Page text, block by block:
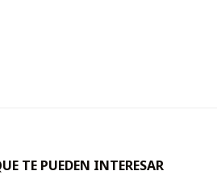
TE PUEDEN INTERESAR